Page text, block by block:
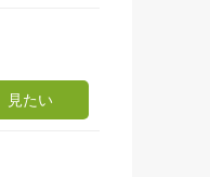
見たい